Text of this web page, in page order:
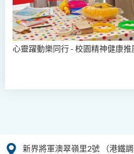
心靈躍動樂同行 - 校園精神健康推
新界將軍澳翠嶺里2號
（港鐵